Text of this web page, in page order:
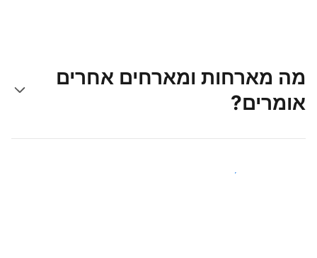
מה מארחות ומארחים אחרים
אומרים?
הצטרפו למארחים כמוכם